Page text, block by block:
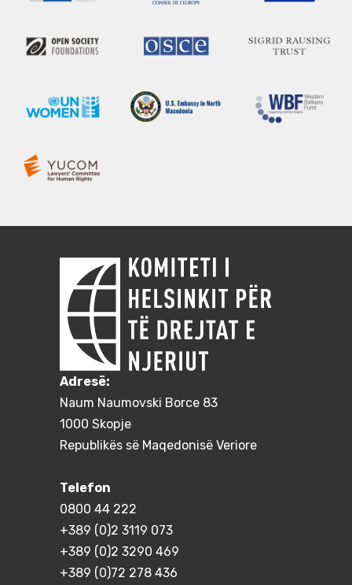
Adresë:
Naum Naumovski Borce 83
1000 Skopje
Republikës së Maqedonisë Veriore
Telefon
0800 44 222
+389 (0)2 3119 073
+389 (0)2 3290 469
+389 (0)72 278 436